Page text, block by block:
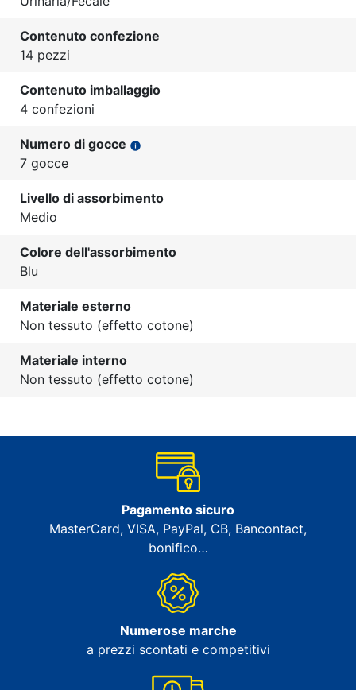
Contenuto confezione
14 pezzi
Contenuto imballaggio
4 confezioni
Numero di gocce info
7 gocce
Livello di assorbimento
Medio
Colore dell'assorbimento
Blu
Materiale esterno
Non tessuto (effetto cotone)
Materiale interno
Non tessuto (effetto cotone)
Pagamento sicuro
MasterCard, VISA, PayPal, CB, Bancontact,
bonifico…
Numerose marche
a prezzi scontati e competitivi